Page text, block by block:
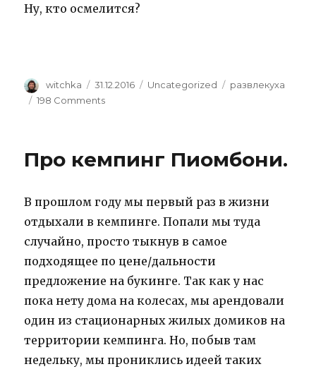
Ну, кто осмелится?
Author
witchka
Posted
on
31.12.2016 Categories
Uncategorized Tags
развлекуха
198 Commentson
Про кемпинг Пиомбони.
В прошлом году мы первый раз в жизни
отдыхали в кемпинге. Попали мы туда
случайно, просто тыкнув в самое
подходящее по цене/дальности
предложение на букинге. Так как у нас
пока нету дома на колесах, мы арендовали
один из стационарных жилых домиков на
территории кемпинга. Но, побыв там
недельку, мы прониклись идеей таких